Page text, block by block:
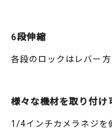
6段伸縮
各段のロックはレバー
様々な機材を取り付け
1/4インチカメラネジを